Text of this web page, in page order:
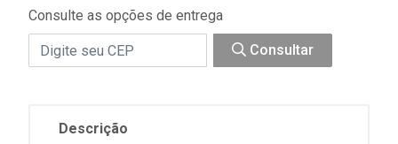
Consulte as opções de entrega
Consultar
Descrição